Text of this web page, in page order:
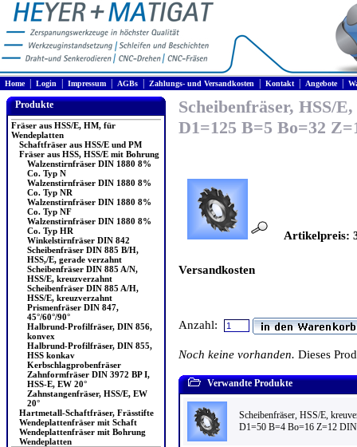
Home| Login Impressum AGBs Zahlungs- und Versandkosten Kontakt| Angebote|
Produkte
Fräser aus HSS/E, HM, für
Wendeplatten
Schaftfräser aus HSS/E und PM
Fräser aus HSS, HSS/E mit Bohrung
Walzenstirnfräser DIN 1880 8%
Co. Typ N
Walzenstirnfräser DIN 1880 8%
Co. Typ NR
Walzenstirnfräser DIN 1880 8%
Co. Typ NF
Walzenstirnfräser DIN 1880 8%
Co. Typ HR
Winkelstirnfräser DIN 842
Scheibenfräser DIN 885 B/H,
HSS,/E, gerade verzahnt
Scheibenfräser DIN 885 A/N,
HSS/E, kreuzverzahnt
Scheibenfräser DIN 885 A/H,
HSS/E, kreuzverzahnt
Prismenfräser DIN 847,
45°/60°/90°
Halbrund-Profilfräser, DIN 856,
konvex
Halbrund-Profilfräser, DIN 855,
HSS konkav
Kerbschlagprobenfräser
Zahnformfräser DIN 3972 BP I,
HSS-E, EW 20°
Zahnstangenfräser, HSS/E, EW
20°
Hartmetall-Schaftfräser, Frässtifte
Wendeplattenfräser mit Schaft
Wendeplattenfräser mit Bohrung
Wendeplatten
Scheibenfräser, HSS/
D1=125 B=5 Bo=32
Artikelpreis:
Versandkosten
Anzahl:
Noch keine vorhanden. Dieses
Verwandte Produkte
Scheibenfräser, HSS/E,
D1=50 B=4 Bo=16 Z=12